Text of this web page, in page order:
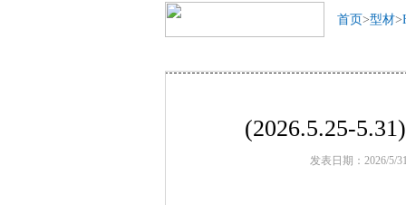
首页>型材>
(2026.5.25-
发表日期：2026/5/31